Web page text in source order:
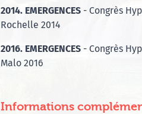
2014. EMERGENCES - Congrès
Rochelle 2014
2016. EMERGENCES - Congrès
Malo 2016
Informations